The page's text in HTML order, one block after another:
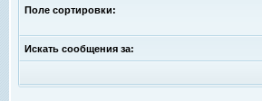
Поле сортировки:
Искать сообщения за: